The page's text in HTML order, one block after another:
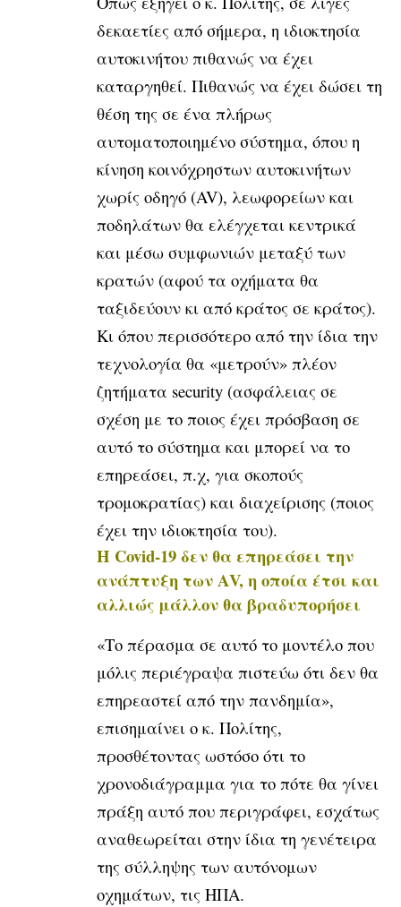
δεκαετίες από σήμερα, η ιδιοκτησία
αυτοκινήτου πιθανώς να έχει
καταργηθεί. Πιθανώς να έχει δώσει τη
θέση της σε ένα πλήρως
αυτοματοποιημένο σύστημα, όπου η
κίνηση κοινόχρηστων αυτοκινήτων
χωρίς οδηγό (AV), λεωφορείων και
ποδηλάτων θα ελέγχεται κεντρικά
και μέσω συμφωνιών μεταξύ των
κρατών (αφού τα οχήματα θα
ταξιδεύουν κι από κράτος σε κράτος).
Κι όπου περισσότερο από την ίδια την
τεχνολογία θα «μετρούν» πλέον
ζητήματα security (ασφάλειας σε
σχέση με το ποιος έχει πρόσβαση σε
αυτό το σύστημα και μπορεί να το
επηρεάσει, π.χ, για σκοπούς
τρομοκρατίας) και διαχείρισης (ποιος
έχει την ιδιοκτησία του).
Η Covid-19 δεν θα επηρεάσει την
ανάπτυξη των ΑV, η οποία έτσι και
αλλιώς μάλλον θα βραδυπορήσει
«Το πέρασμα σε αυτό το μοντέλο που
μόλις περιέγραψα πιστεύω ότι δεν θα
επηρεαστεί από την πανδημία»,
επισημαίνει ο κ. Πολίτης,
προσθέτοντας ωστόσο ότι το
χρονοδιάγραμμα για το πότε θα γίνει
πράξη αυτό που περιγράφει, εσχάτως
αναθεωρείται στην ίδια τη γενέτειρα
της σύλληψης των αυτόνομων
οχημάτων, τις ΗΠΑ.